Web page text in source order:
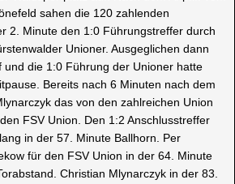
sahen die 120 zahlenden
2. Minute den 1:0 Führungstreffer durch
Unioner. Ausgeglichen dann
und die 1:0 Führung der Unioner hatte
Bereits nach 6 Minuten nach dem
das von den zahlreichen Union
FSV Union. Den 1:2 Anschlusstreffer
in der 57. Minute Ballhorn. Per
für den FSV Union in der 64. Minute
Christian Mlynarczyk in der 83.